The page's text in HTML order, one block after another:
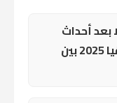
بعد أحداث
نهائي كأس أمم أفريقيا 2025 بين